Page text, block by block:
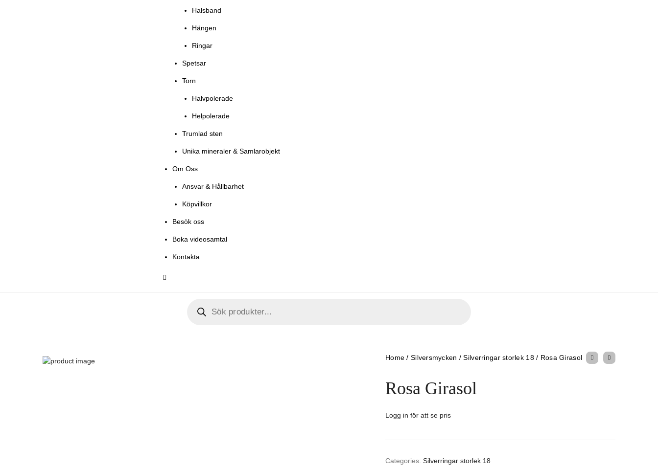
Halsband
Hängen
Ringar
Spetsar
Torn
Halvpolerade
Helpolerade
Trumlad sten
Unika mineraler & Samlarobjekt
Om Oss
Ansvar & Hållbarhet
Köpvillkor
Besök oss
Boka videosamtal
Kontakta
Home / Silversmycken / Silverringar storlek 18 / Rosa Girasol
Rosa Girasol
Logg in för att se pris
Categories: Silverringar storlek 18